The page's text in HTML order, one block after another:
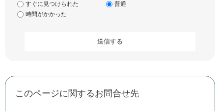
すぐに見つけられた
普通
時間がかかった
このページに関するお問合せ先